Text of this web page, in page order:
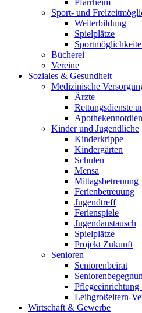
Pfarrheim
Sport- und
Weiterbildung
Spielplätze
Bücherei
Vereine
Soziales & Gesundheit
Medizinische
Ärzte
Rettungsdienste
Kinder und Jugendliche
Kinderkrippe
Kindergärten
Schulen
Mensa
Mittagsbetreuung
Ferienbetreuung
Jugendtreff
Ferienspiele
Jugendaustausch
Spielplätze
Projekt Zukunft
Senioren
Seniorenbeirat
Pflegeeinrichtung
Leihgroßeltern-
Wirtschaft & Gewerbe